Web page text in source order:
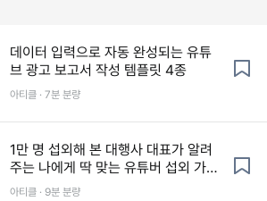
데이터 입력으로 자동 완성되는 유튜
브 광고 보고서 작성 템플릿 4종
아티클 · 7분 분량
1만 명 섭외해 본 대행사 대표가 알려
주는 나에게 딱 맞는 유튜버 섭외 가이
드 (예상 단가표 나눔)
아티클 · 9분 분량